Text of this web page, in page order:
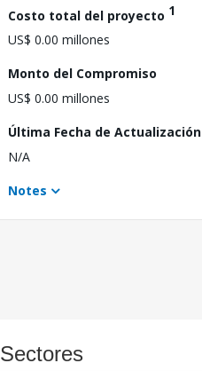
Costo total del proyecto 1
US$ 0.00 millones
Monto del Compromiso
US$ 0.00 millones
Última Fecha de Actualización
N/A
Notes
Sectores